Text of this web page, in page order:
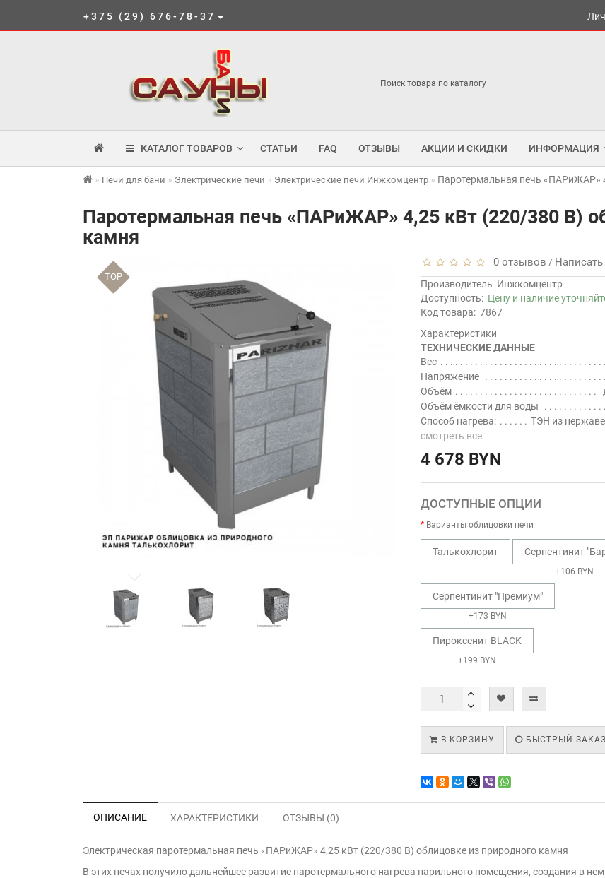
+375 (29) 676-78-37
КАТАЛОГ ТОВАРОВ СТАТЬИ FAQ ОТЗЫВЫ АКЦИИ И СКИДКИ ИНФОРМАЦИЯ
Печи для бани Электрические печи Электрические печи Инжкомцентр Паротермальная печь «ПАРиЖАР»
Паротермальная печь «ПАРиЖАР» 4,25 кВт (220/380 В)
камня
TOP
0 отзывов /
Производитель Инжкомцентр
Доступность: Цену и наличие
Код товара: 7867
Характеристики
ТЕХНИЧЕСКИЕ ДАННЫЕ
Вес
Напряжение
Объём
Объём ёмкости для воды
Способ нагрева:
ТЭН из
смотреть все
4 678 BYN
ДОСТУПНЫЕ ОПЦИИ
Варианты облицовки печи
Талькохлорит Серпентинит
+106 BYN
Серпентинит "Премиум"
+173 BYN
Пироксенит BLACK
+199 BYN
В КОРЗИНУ БЫСТРЫЙ ЗАКАЗ
ОПИСАНИЕ ХАРАКТЕРИСТИКИ ОТЗЫВЫ (0)
Электрическая паротермальная печь «ПАРиЖАР» 4,25 кВт (220/380 В) облицовке из природного камня
В этих печах получило дальнейшее развитие паротермального нагрева парильного помещения, создания в